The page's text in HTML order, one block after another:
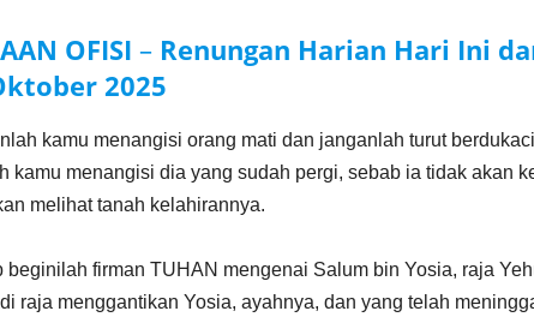
OFISI – Renungan Harian Hari Ini
2025
kamu menangisi orang mati dan janganlah turut
kamu menangisi dia yang sudah pergi, sebab ia tidak akan
melihat tanah kelahirannya.
beginilah firman TUHAN mengenai Salum bin Yosia, raja
raja menggantikan Yosia, ayahnya, dan yang telah